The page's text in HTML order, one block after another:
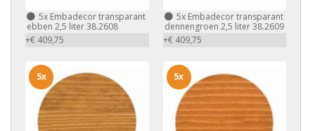
5x Embadecor transparant
ebben 2,5 liter 38.2608
+€ 409,75
5xEmbadecor transparant
dennengroen 2,5 liter 38.2609
+€ 409,75
5x 5x